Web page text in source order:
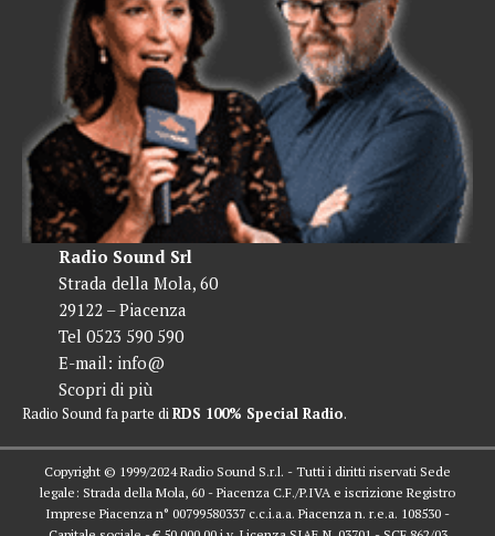
Radio Sound Srl
Strada della Mola, 60
29122 – Piacenza
Tel 0523 590 590
E-mail: info@
Scopri di più
Radio Sound fa parte diRDS 100% Special Radio.
Copyright © 1999/2024 Radio Sound S.r.l. - Tutti i diritti riservati Sede
legale: Strada della Mola, 60 - Piacenza C.F./P.IVA e iscrizione Registro
Imprese Piacenza n° 00799580337 c.c.i.a.a. Piacenza n. r.e.a. 108530 -